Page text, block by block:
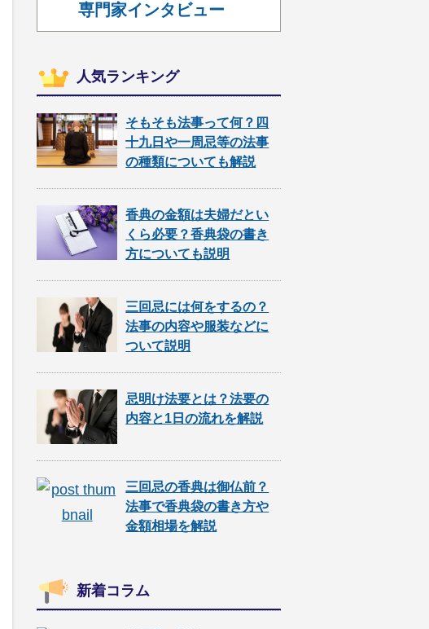
専門家インタビュー
人気ランキング
そもそも法事って何？四
十九日や一周忌等の法事
の種類についても解説
香典の金額は夫婦だとい
くら必要？香典袋の書き
方についても説明
三回忌には何をするの？
法事の内容や服装などに
ついて説明
忌明け法要とは？法要の
内容と1日の流れを解説
三回忌の香典は御仏前？
法事で香典袋の書き方や
金額相場を解説
新着コラム